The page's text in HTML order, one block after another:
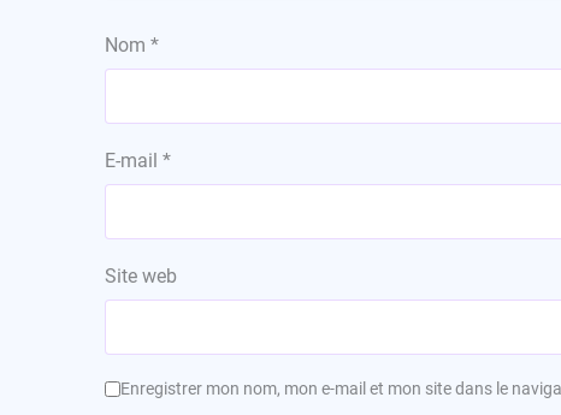
Nom *
E-mail *
Site web
Enregistrer mon nom, mon e-mail et mon site dans le